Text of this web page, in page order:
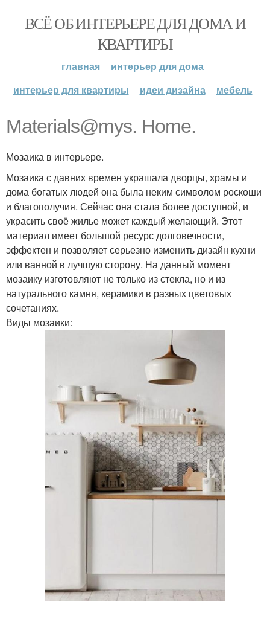
ВСЁ ОБ ИНТЕРЬЕРЕ ДЛЯ ДОМА И
КВАРТИРЫ
главная
интерьер для дома
интерьер для квартиры
идеи дизайна мебель
Materials@mys. Home.
Мозаика в интерьере.
Мозаика с давних времен украшала дворцы, храмы и
дома богатых людей она была неким символом роскоши
и благополучия. Сейчас она стала более доступной, и
украсить своё жилье может каждый желающий. Этот
материал имеет большой ресурс долговечности,
эффектен и позволяет серьезно изменить дизайн кухни
или ванной в лучшую сторону. На данный момент
мозаику изготовляют не только из стекла, но и из
натурального камня, керамики в разных цветовых
сочетаниях.
Виды мозаики: